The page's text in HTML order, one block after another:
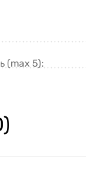
(max 5):